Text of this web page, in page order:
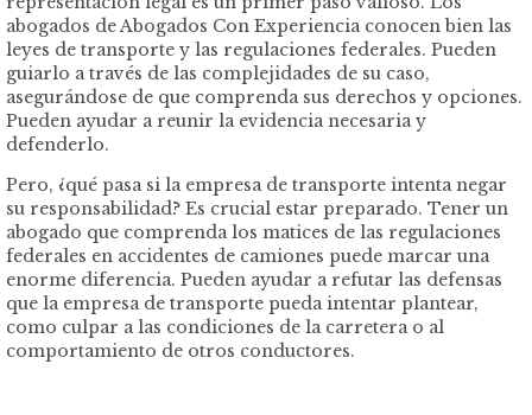
abogados de Abogados Con Experiencia conocen bien las
leyes de transporte y las regulaciones federales. Pueden
guiarlo a través de las complejidades de su caso,
asegurándose de que comprenda sus derechos y opciones.
Pueden ayudar a reunir la evidencia necesaria y
defenderlo.
Pero, ¿qué pasa si la empresa de transporte intenta negar
su responsabilidad? Es crucial estar preparado. Tener un
abogado que comprenda los matices de las regulaciones
federales en accidentes de camiones puede marcar una
enorme diferencia. Pueden ayudar a refutar las defensas
que la empresa de transporte pueda intentar plantear,
como culpar a las condiciones de la carretera o al
comportamiento de otros conductores.